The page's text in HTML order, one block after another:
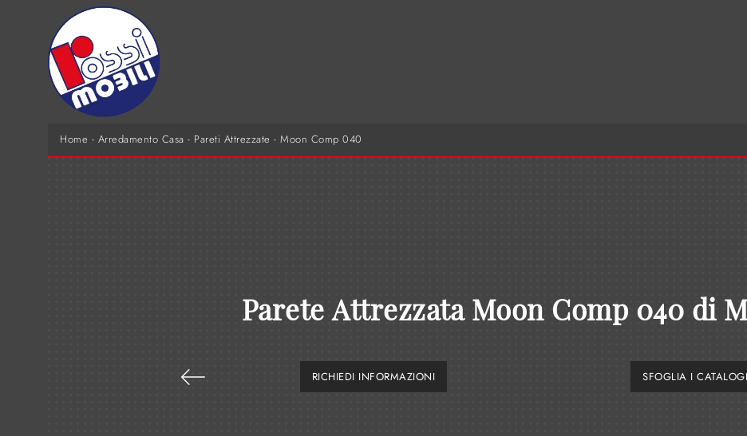
Home - Arredamento Casa - Pareti Attrezzate - Moon Comp 040
Parete Attrezzata Moon Comp 040 di
RICHIEDI INFORMAZIONI SFOGLIA I